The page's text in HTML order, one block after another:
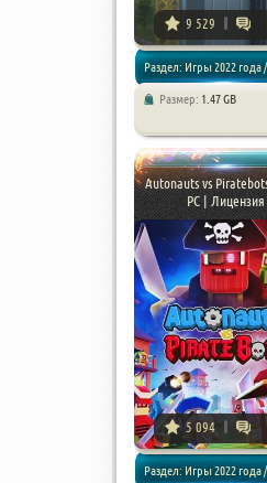
9 529
Раздел: Игры 2022 года /
Размер: 1.47 GB
Autonauts vs
PC | Лицензия
5 094
Раздел: Игры 2022 года /